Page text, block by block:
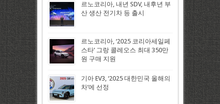
르노코리아, 내년 SDV, 내후년 부
산 생산 전기차 등 출시
르노코리아, ‘2025 코리아세일페
스타’ 그랑 콜레오스 최대 350만
원 구매 지원
기아 EV3, ‘2025 대한민국 올해의
차’에 선정